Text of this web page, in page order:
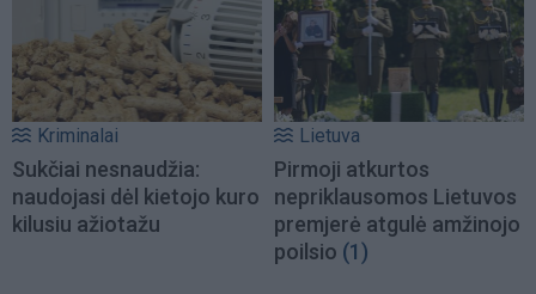
Kriminalai
Sukčiai nesnaudžia:
naudojasi dėl kietojo kuro
kilusiu ažiotažu
Lietuva
Pirmoji atkurtos
nepriklausomos Lietuvos
premjerė atgulė amžinojo
poilsio (1)